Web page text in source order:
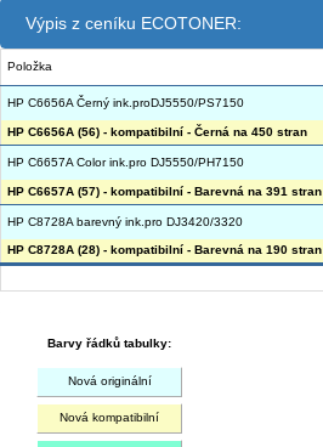
Výpis z ceníku ECOTONER:
Položka
HP C6656A Černý ink.proDJ5550/PS7150
HP C6656A (56) - kompatibilní - Černá na 450 stran
HP C6657A Color ink.pro DJ5550/PH7150
HP C6657A (57) - kompatibilní - Barevná na 391 stran
HP C8728A barevný ink.pro DJ3420/3320
HP C8728A (28) - kompatibilní - Barevná na 190 stran
Barvy řádků tabulky:
Nová originální
Nová kompatibilní